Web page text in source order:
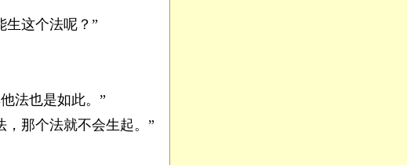
这个法呢？”
法也是如此。”
那个法就不会生起。”